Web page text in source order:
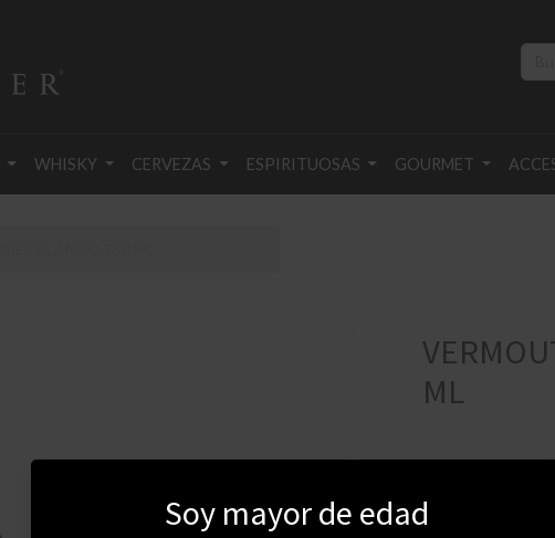
WHISKY CERVEZAS ESPIRITUOSAS GOURMET
ML
$
Soy mayor de edad